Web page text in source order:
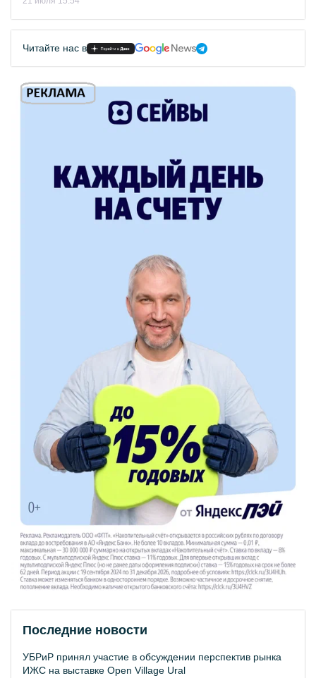
Читайте нас в
Последние новости
УБРиР принял участие в обсуждении перспектив рынка
ИЖС на выставке Open Village Ural